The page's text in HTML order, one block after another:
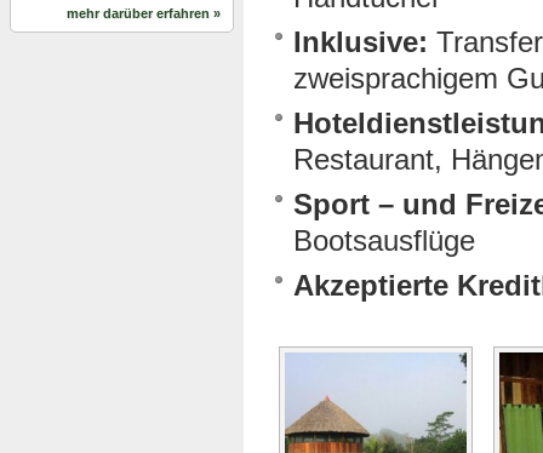
Inklusive:
zweisprachigem
Restaurant,
Sport – und
Bootsausflüge
Akzeptierte
mehr darüber erfahren »